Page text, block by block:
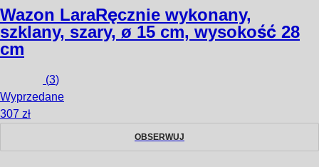
Wazon LaraRęcznie wykonany,
szklany, szary, ø 15 cm, wysokość 28
cm
(3)
Wyprzedane
307 zł
OBSERWUJ